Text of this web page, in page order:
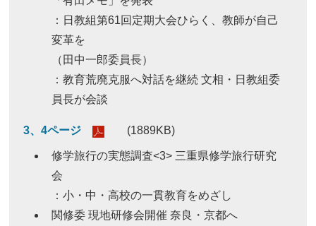
：日教組第61回定期大会ひらく、教師が自己
変革を
（田中一郎委員長）
：教育荒廃克服へ対話を継続 文相・日教組委
員長が会談
3、4ページ (1889KB)
修学旅行の実態調査<3> 三重県修学旅行研究
会
：小・中・高校の一貫教育をめざし
関修委 現地研修会開催 奈良・京都へ